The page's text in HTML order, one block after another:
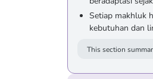
Setiap makhluk
kebutuhan dan
This section